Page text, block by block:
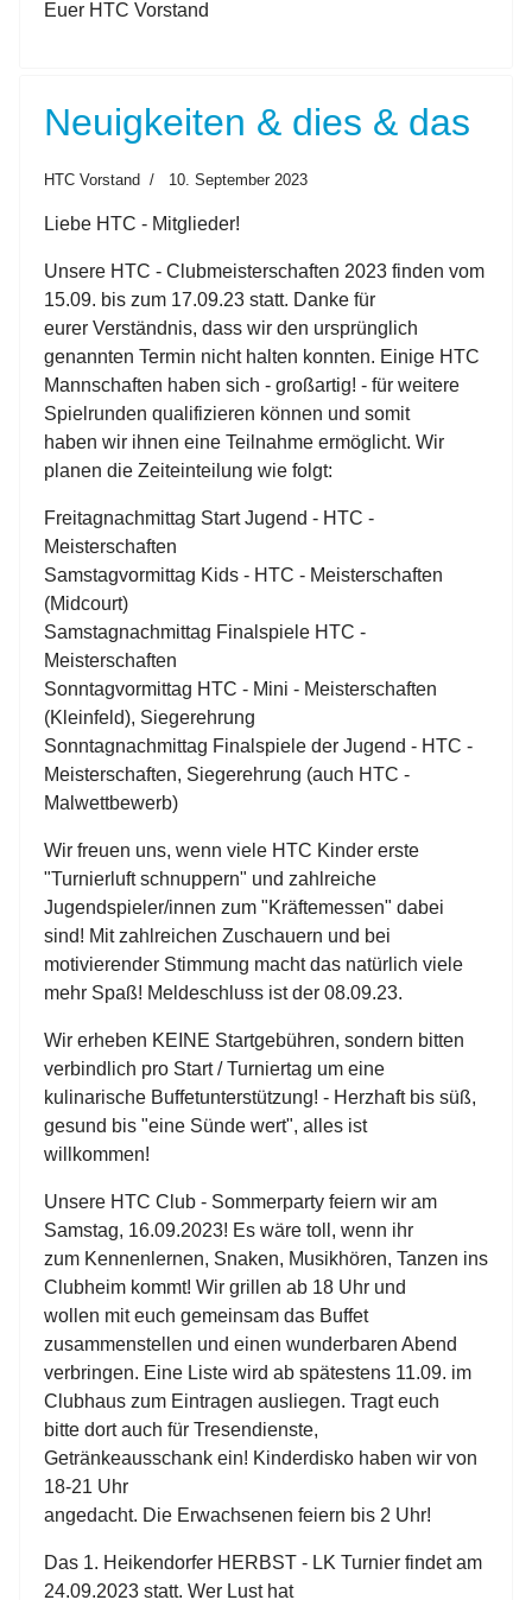
Euer HTC Vorstand
Neuigkeiten & dies & das
HTC Vorstand 10. September 2023
Liebe HTC - Mitglieder!
Unsere HTC - Clubmeisterschaften 2023 finden vom
15.09. bis zum 17.09.23 statt. Danke für
eurer Verständnis, dass wir den ursprünglich
genannten Termin nicht halten konnten. Einige HTC
Mannschaften haben sich - großartig! - für weitere
Spielrunden qualifizieren können und somit
haben wir ihnen eine Teilnahme ermöglicht. Wir
planen die Zeiteinteilung wie folgt:
Freitagnachmittag Start Jugend - HTC -
Meisterschaften
Samstagvormittag Kids - HTC - Meisterschaften
(Midcourt)
Samstagnachmittag Finalspiele HTC -
Meisterschaften
Sonntagvormittag HTC - Mini - Meisterschaften
(Kleinfeld), Siegerehrung
Sonntagnachmittag Finalspiele der Jugend - HTC -
Meisterschaften, Siegerehrung (auch HTC -
Malwettbewerb)
Wir freuen uns, wenn viele HTC Kinder erste
"Turnierluft schnuppern" und zahlreiche
Jugendspieler/innen zum "Kräftemessen" dabei
sind! Mit zahlreichen Zuschauern und bei
motivierender Stimmung macht das natürlich viele
mehr Spaß! Meldeschluss ist der 08.09.23.
Wir erheben KEINE Startgebühren, sondern bitten
verbindlich pro Start / Turniertag um eine
kulinarische Buffetunterstützung! - Herzhaft bis süß,
gesund bis "eine Sünde wert", alles ist
willkommen!
Unsere HTC Club - Sommerparty feiern wir am
Samstag, 16.09.2023! Es wäre toll, wenn ihr
zum Kennenlernen, Snaken, Musikhören, Tanzen ins
Clubheim kommt! Wir grillen ab 18 Uhr und
wollen mit euch gemeinsam das Buffet
zusammenstellen und einen wunderbaren Abend
verbringen. Eine Liste wird ab spätestens 11.09. im
Clubhaus zum Eintragen ausliegen. Tragt euch
bitte dort auch für Tresendienste,
Getränkeausschank ein! Kinderdisko haben wir von
18-21 Uhr
angedacht. Die Erwachsenen feiern bis 2 Uhr!
Das 1. Heikendorfer HERBST - LK Turnier findet am
24.09.2023 statt. Wer Lust hat